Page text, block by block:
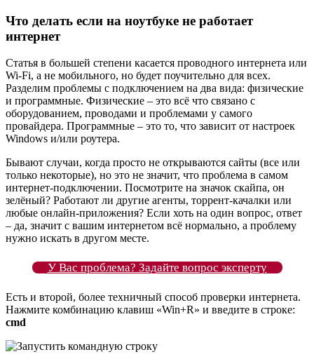
Что делать если на ноутбуке не работает
интернет
Статья в большей степени касается проводного интернета или
Wi-Fi, а не мобильного, но будет поучительно для всех.
Разделим проблемы с подключением на два вида: физические
и программные. Физические – это всё что связано с
оборудованием, проводами и проблемами у самого
провайдера. Программные – это то, что зависит от настроек
Windows и/или роутера.
Бывают случаи, когда просто не открываются сайты (все или
только некоторые), но это не значит, что проблема в самом
интернет-подключении. Посмотрите на значок скайпа, он
зелёный? Работают ли другие агенты, торрент-качалки или
любые онлайн-приложения? Если хоть на один вопрос, ответ
– да, значит с вашим интернетом всё нормально, а проблему
нужно искать в другом месте.
У Вас проблема? Задайте вопрос эксперту
Есть и второй, более техничный способ проверки интернета.
Нажмите комбинацию клавиш «Win+R» и введите в строке:
cmd